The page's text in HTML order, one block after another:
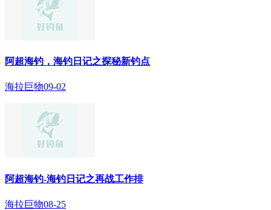
阿超海钓，海钓日记之探秘新钓点
海拉巨物09-02
阿超海钓-海钓日记之再战工作排
海拉巨物08-25